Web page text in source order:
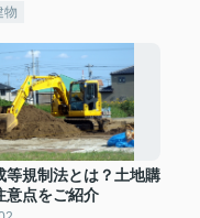
等規制法とは？土地購
意点をご紹介